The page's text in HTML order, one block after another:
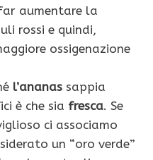
aumentare la
rossi e quindi,
ossigenazione
l’ananas sappia
è che sia fresca. Se
ci associamo
un “oro verde”